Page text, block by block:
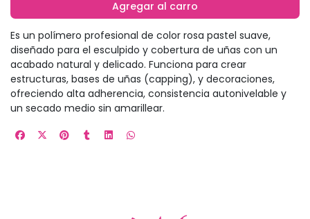
Agregar al carro
Es un polímero profesional de color rosa pastel suave,
diseñado para el esculpido y cobertura de uñas con un
acabado natural y delicado. Funciona para crear
estructuras, bases de uñas (capping), y decoraciones,
ofreciendo alta adherencia, consistencia autonivelable y
un secado medio sin amarillear.